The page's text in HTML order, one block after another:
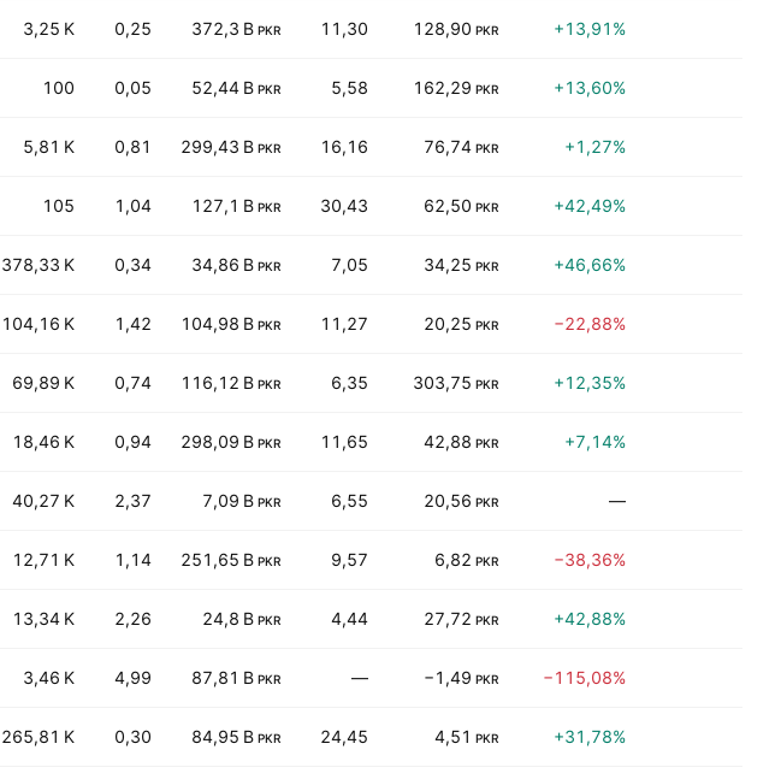
3,25 K 0,25 372,3 B PKR 11,30 128,90 PKR +13,91%
100 0,05 52,44 B PKR 5,58 162,29 PKR +13,60%
5,81 K 0,81 299,43 B PKR 16,16 76,74 PKR +1,27%
105 1,04 127,1 B PKR 30,43 62,50 PKR +42,49%
378,33 K 0,34 34,86 B PKR 7,05 34,25 PKR +46,66%
104,16 K 1,42 104,98 B PKR 11,27 20,25 PKR −22,88%
69,89 K 0,74 116,12 B PKR 6,35 303,75 PKR +12,35%
18,46 K 0,94 298,09 B PKR 11,65 42,88 PKR +7,14%
40,27 K 2,37 7,09 B PKR 6,55 20,56 PKR —
12,71 K 1,14 251,65 B PKR 9,57 6,82 PKR −38,36%
13,34 K 2,26 24,8 B PKR 4,44 27,72 PKR +42,88%
3,46 K 4,99 87,81 B PKR — −1,49 PKR −115,08%
265,81 K 0,30 84,95 B PKR 24,45 4,51 PKR +31,78%